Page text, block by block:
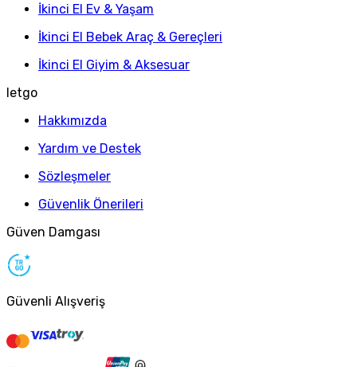
İkinci El Ev & Yaşam
İkinci El Bebek Araç & Gereçleri
İkinci El Giyim & Aksesuar
letgo
Hakkımızda
Yardım ve Destek
Sözleşmeler
Güvenlik Önerileri
Güven Damgası
Güvenli Alışveriş